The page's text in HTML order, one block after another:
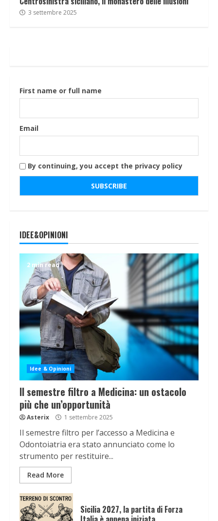
3 settembre 2025
First name or full name
Email
By continuing, you accept the privacy policy
IDEE&OPINIONI
2 min read
Idee & Opinioni
Il semestre filtro a Medicina: un ostacolo
più che un’opportunità
Asterix 1 settembre 2025
Il semestre filtro per l’accesso a Medicina e
Odontoiatria era stato annunciato come lo
strumento per restituire...
Read More
Sicilia 2027, la partita di Forza